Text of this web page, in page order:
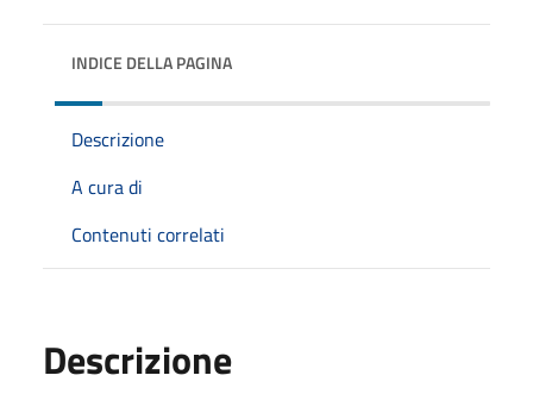
INDICE DELLA PAGINA
Descrizione
A cura di
Contenuti correlati
Descrizione